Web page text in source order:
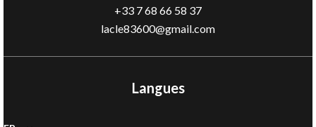
+33 7 68 66 58 37
lacle83600@gmail.com
Langues